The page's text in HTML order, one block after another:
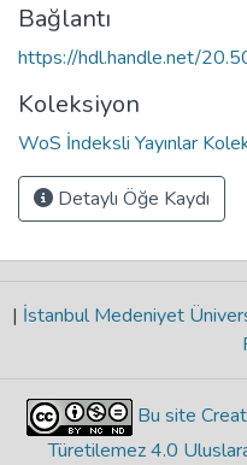
Bağlantı
https://hdl.handle.net/
Koleksiyon
WoS İndeksli Yayınlar
Detaylı Öğe Kaydı
| İstanbul Medeniyet
Bu site
Türetilemez 4.0